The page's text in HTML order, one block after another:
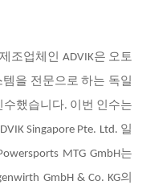
조업체인 ADVIK은 오토
을 전문으로 하는 독일
수했습니다. 이번 인수는
Singapore Pte. Ltd. 일
MTG GmbH는
GmbH & Co. KG의